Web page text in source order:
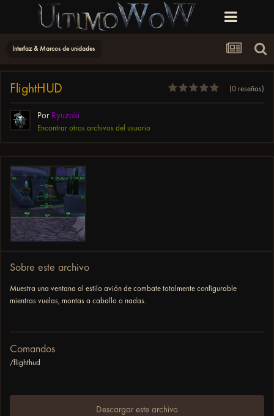
Interfaz & Marcos de unidades
FlightHUD (0 reseñas)
Por Ryuzaki
Encontrar otros archivos del usuario
Sobre este archivo
Muestra una ventana al estilo avión de combate totalmente configurable
mientras vuelas, montas a caballo o nadas.
Comandos
/flighthud
Descargar este archivo